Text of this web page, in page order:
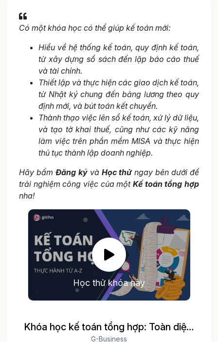
Có một khóa học có thể giúp kế toán mới:
Hiểu về hệ thống kế toán, quy định kế toán,
từ xây dựng sổ sách đến lập báo cáo thuế
và tài chính.
Thiết lập và thực hiện các giao dịch kế toán,
từ Nhật ký chung đến bảng lương theo quy
định mới, và bút toán kết chuyển.
Thành thạo việc lên sổ kế toán, xử lý dữ liệu,
và tạo tờ khai thuế, cũng như các kỹ năng
làm việc trên phần mềm MISA và thực hiện
thủ tục thành lập doanh nghiệp.
Hãy bấm Đăng kývàHọc thửngay bên dưới để
trải nghiệm công việc của một Kế toán tổng hợp
nha!
Học thử khóa này
Khóa học kế toán tổng hợp: Toàn diện,
G-Business